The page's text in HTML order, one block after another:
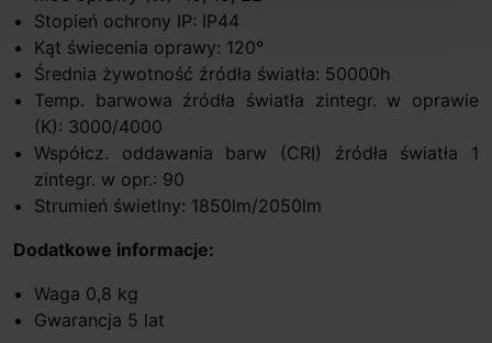
Stopień ochrony IP: IP44
Kąt świecenia oprawy: 120°
Średnia żywotność źródła światła: 50000h
Temp. barwowa źródła światła zintegr. w oprawie
(K): 3000/4000
Współcz. oddawania barw (CRI) źródła światła 1
zintegr. w opr.: 90
Strumień świetlny: 1850lm/2050lm
Dodatkowe informacje:
Waga 0,8 kg
Gwarancja 5 lat